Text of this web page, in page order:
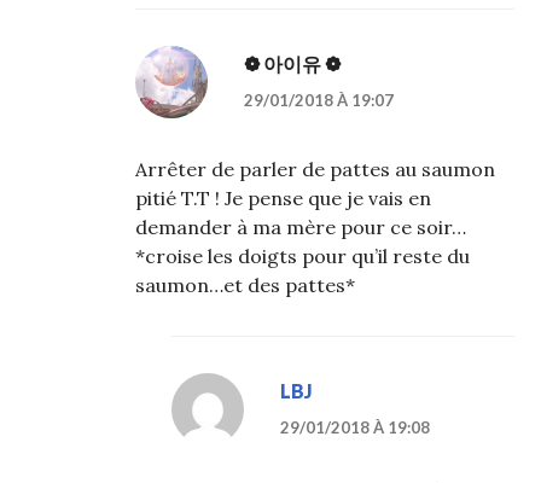
❁ 아이유 ❁
29/01/2018 À 19:07
Arrêter de parler de pattes au saumon
pitié T.T ! Je pense que je vais en
demander à ma mère pour ce soir…
*croise les doigts pour qu’il reste du
saumon…et des pattes*
LBJ
29/01/2018 À 19:08